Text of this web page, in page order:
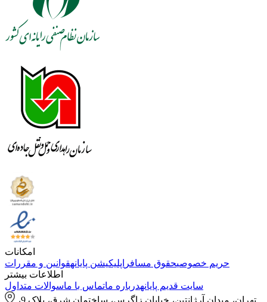
امکانات
حریم خصوصیحقوق مسافر اپلیکیشن پایانهقوانین و مقررات
اطلاعات بیشتر
سایت قدیم پایانهدرباره ماتماس با ماسوالات متداول